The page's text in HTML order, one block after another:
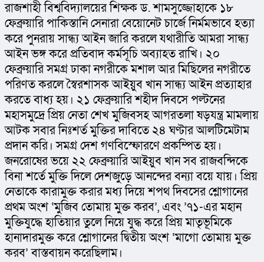
রাজশাহী বিশ্ববিদ্যালয়ের শিক্ষক ড. শামসুজ্জোহাকে ১৮
ফেব্রুয়ারি পাকিস্তানি সেনারা বেয়োনেট চার্জে নির্মমভাবে হত্যা
করে পুনরায় সান্ধ্য আইন জারি করলে যথারীতি আমরা সান্ধ্য
আইন ভঙ্গ করে প্রতিবাদ কর্মসূচি অব্যাহত রাখি। ২০
ফেব্রুয়ারি সমগ্র ঢাকা নগরীকে মশাল আর মিছিলের নগরীতে
পরিণত করলে স্বৈরশাসক আইয়ুব খান সান্ধ্য আইন প্রত্যাহার
করতে বাধ্য হয়। ২১ ফেব্রুয়ারি শহীদ দিবসে পল্টনের
মহাসমুদ্রে প্রিয় নেতা শেখ মুজিবসহ আগরতলা ষড়যন্ত্র মামলায়
আটক সবার নিঃশর্ত মুক্তির দাবিতে ২৪ ঘণ্টার আলটিমেটাম
প্রদান করি। সমগ্র দেশ গণবিস্ফোরণে প্রকম্পিত হয়।
জনরোষের ভয়ে ২২ ফেব্রুয়ারি আইয়ুব খান সব রাজবন্দিকে
বিনা শর্তে মুক্তি দিলে দেশজুড়ে আনন্দের বন্যা বয়ে যায়। প্রিয়
নেতাকে কারামুক্ত করার মধ্য দিয়ে শপথ দিবসের শ্লোগানের
প্রথম অংশ ‘মুজিব তোমায় মুক্ত করব’, এবং ’৭১-এর মহান
মুক্তিযুদ্ধে হাতিয়ার তুলে নিয়ে যুদ্ধ করে প্রিয় মাতৃভূমিকে
হানাদারমুক্ত করে শ্লোগানের দ্বিতীয় অংশ ‘মাগো তোমায় মুক্ত
করব’ বাস্তবায়ন করেছিলাম।